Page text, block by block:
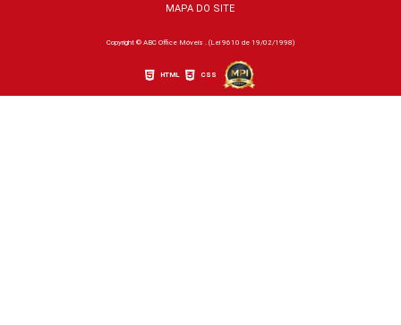
MAPA DO SITE
Copyright © ABC Office Móveis . (Lei 9610 de 19/02/1998)
HTML CSS